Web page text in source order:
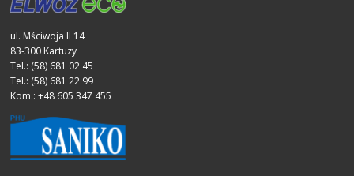
ul. Mściwoja II 14
83-300 Kartuzy
Tel.: (58) 681 02 45
Tel.: (58) 681 22 99
Kom.: +48 605 347 455